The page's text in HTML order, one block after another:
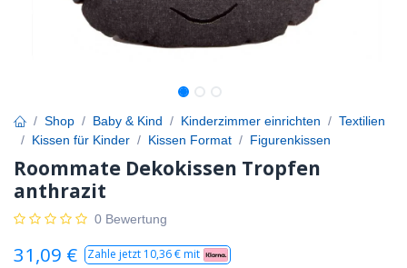
Shop Baby & Kind Kinderzimmer einrichten
Textilien
Kissen für Kinder
Kissen Format Figurenkissen
Roommate Dekokissen Tropfen
anthrazit
0 Bewertung
31,09 € Zahle jetzt 10,36€ mit